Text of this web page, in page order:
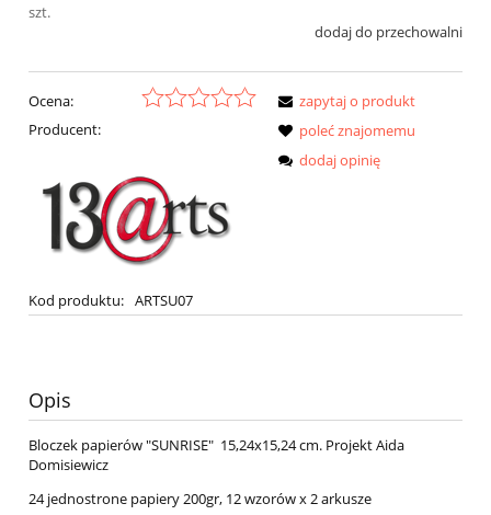
szt.
dodaj do przechowalni
Ocena:
Producent:
Kod produktu: ARTSU07
zapytaj o produkt
poleć znajomemu
dodaj opinię
Opis
Bloczek papierów "SUNRISE" 15,24x15,24 cm. Projekt Aida
Domisiewicz
24 jednostrone papiery 200gr, 12 wzorów x 2 arkusze